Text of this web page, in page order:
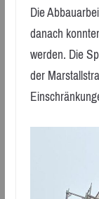
Die
danach
werden. Die
der